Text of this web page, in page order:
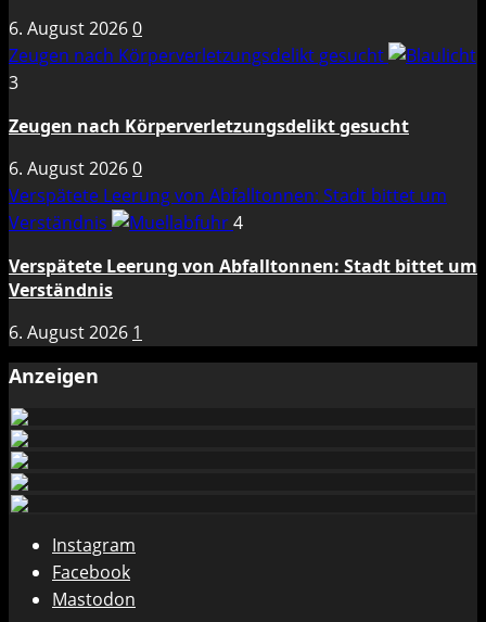
6. August 20260
Zeugen nach Körperverletzungsdelikt gesucht
3
Zeugen nach Körperverletzungsdelikt gesucht
6. August 20260
Verspätete Leerung von Abfalltonnen: Stadt bittet um
Verständnis
4
Verspätete Leerung von Abfalltonnen: Stadt bittet um
Verständnis
6. August 2026 1
Anzeigen
Instagram
Facebook
Mastodon